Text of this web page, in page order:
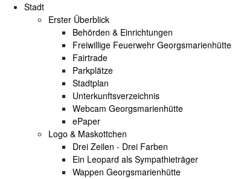
Stadt
Erster Überblick
Behörden & Einrichtungen
Freiwillige Feuerwehr Georgsmarienhütte
Fairtrade
Parkplätze
Stadtplan
Unterkunftsverzeichnis
Webcam Georgsmarienhütte
ePaper
Logo & Maskottchen
Drei Zeilen - Drei Farben
Ein Leopard als Sympathieträger
Wappen Georgsmarienhütte